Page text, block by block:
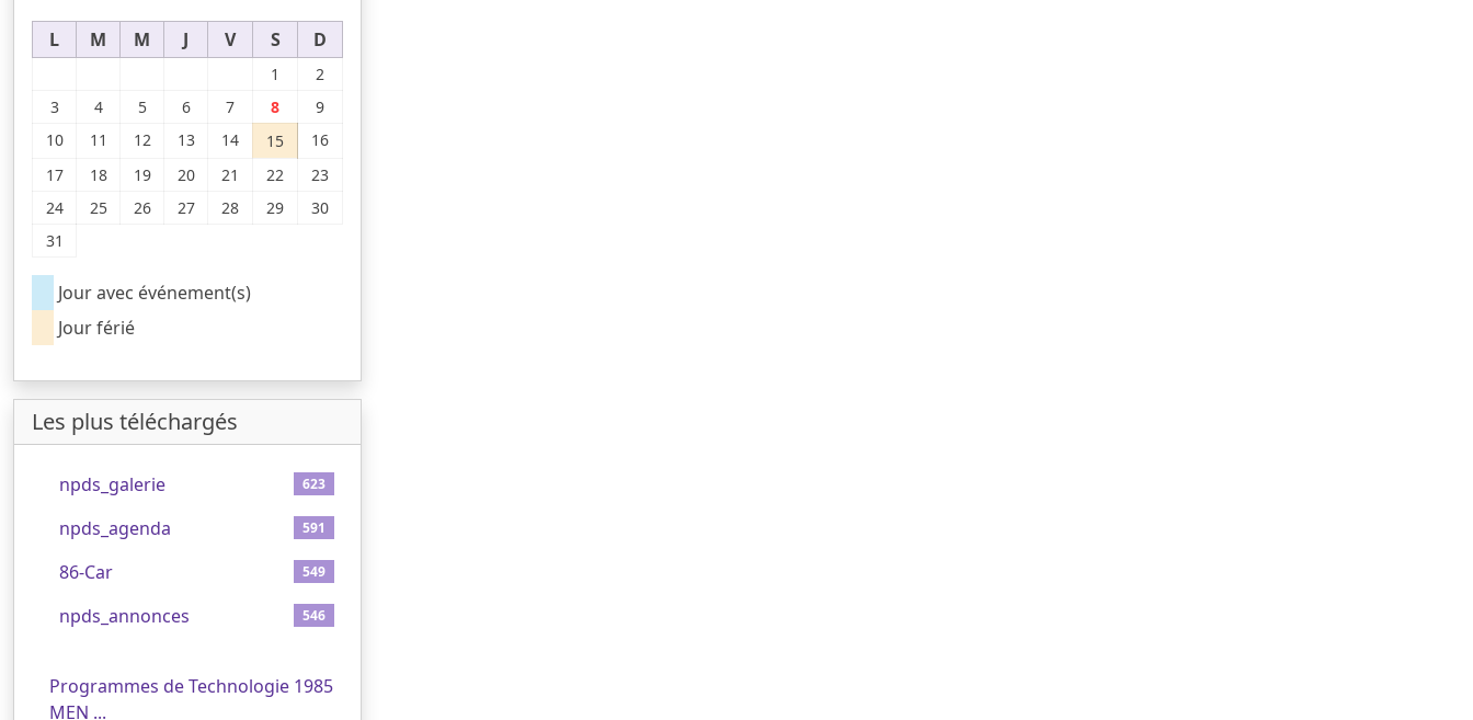
L M M J V S D
1
2
3
4 5 6 7 8
9
10
11 12 13 14 15
16
17
18 19 20 21 22
23
24
25 26 27 28 29
30
31
Jour avec événement(s)
Jour férié
Les plus téléchargés
npds_galerie 623
npds_agenda 591
86-Car 549
npds_annonces 546
Programmes de Technologie 1985
MEN ...